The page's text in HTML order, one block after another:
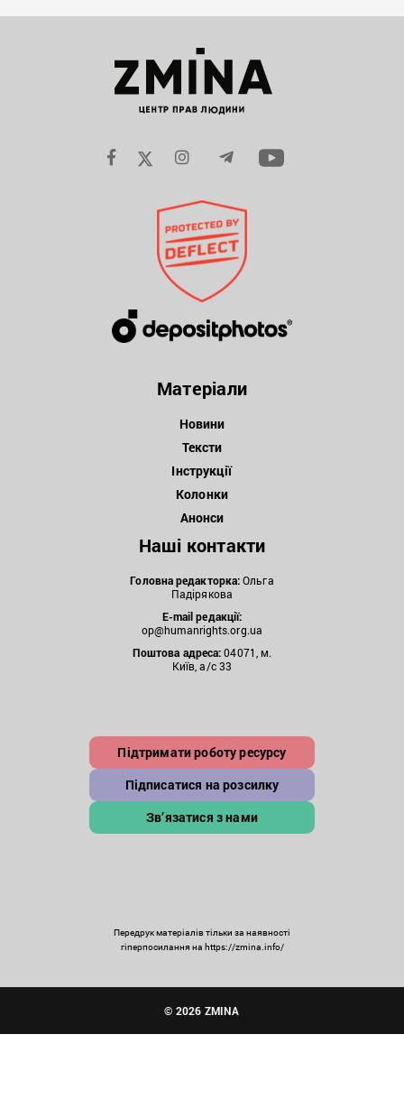
Матеріали
Новини
Тексти
Інструкції
Колонки
Анонси
Наші контакти
Головна редакторка:Ольга
Падірякова
E-mail редакції:
op@humanrights.org.ua
Поштова адреса:04071, м.
Київ, а/с 33
Підтримати роботу ресурсу
Підписатися на розсилку
Зв’язатися з нами
Передрук матеріалів тільки за наявності
гіперпосилання на https://zmina.info/
© 2026 ZMINA